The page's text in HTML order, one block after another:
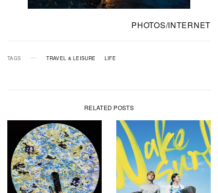
PHOTOS/INTERNET
TAGS TRAVEL & LEISURE LIFE
RELATED POSTS